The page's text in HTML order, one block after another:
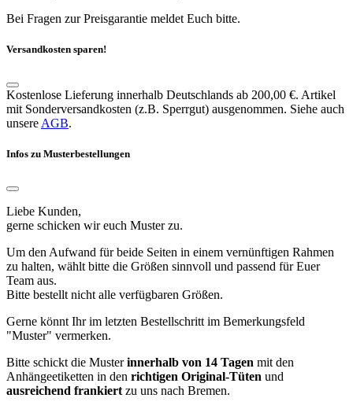
Bei Fragen zur Preisgarantie meldet Euch bitte.
Versandkosten sparen!
Kostenlose Lieferung innerhalb Deutschlands ab 200,00 €. Artikel
mit Sonderversandkosten (z.B. Sperrgut) ausgenommen. Siehe auch
unsere AGB.
Infos zu Musterbestellungen
Liebe Kunden,
gerne schicken wir euch Muster zu.
Um den Aufwand für beide Seiten in einem vernünftigen Rahmen
zu halten, wählt bitte die Größen sinnvoll und passend für Euer
Team aus.
Bitte bestellt nicht alle verfügbaren Größen.
Gerne könnt Ihr im letzten Bestellschritt im Bemerkungsfeld
"Muster" vermerken.
Bitte schickt die Musterinnerhalb von 14 Tagen mit den
Anhängeetiketten in den richtigen Original-Tüten und
ausreichend frankiert zu uns nach Bremen.